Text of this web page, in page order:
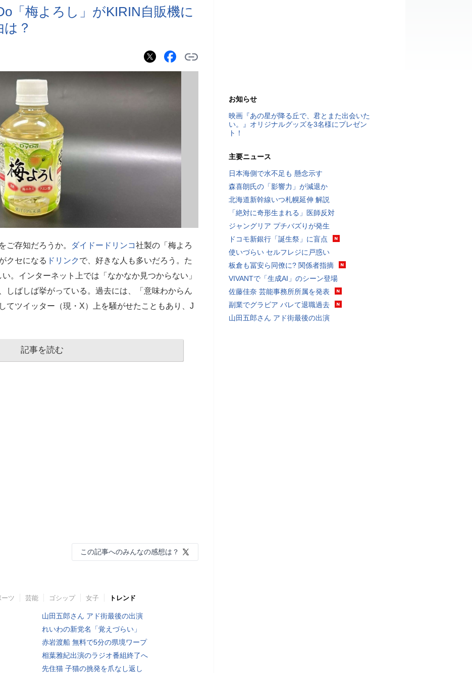
「梅よろし」がKIRIN自販機に
？
ご存知だろうか。 ダイドードリンコ社製の「梅よろ
クセになる ドリンク で、好きな人も多いだろう。た
。インターネット上では「なかなか見つからない」
しばしば挙がっている。過去には、「意味わからん
てツイッター（現・X）上を騒がせたこともあり、J
記事を読む
この記事へのみんなの感想は？
ーツ 芸能 ゴシップ 女子 トレンド
山田五郎さん アド街最後の出演
れいわの新党名「覚えづらい」
赤岩渡船 無料で5分の県境ワープ
相葉雅紀出演のラジオ番組終了へ
先住猫 子猫の挑発を爪なし返し
お知らせ
映画『あの星が降る丘で、君とまた出会いた
い。』オリジナルグッズを3名様にプレゼン
ト！
主要ニュース
日本海側で水不足も 懸念示す
森喜朗氏の「影響力」が減退か
北海道新幹線いつ札幌延伸 解説
「絶対に奇形生まれる」医師反対
ジャングリア プチバズりが発生
ドコモ新銀行「誕生祭」に盲点
使いづらい セルフレジに戸惑い
板倉も冨安ら同僚に? 関係者指摘
VIVANTで「生成AI」のシーン登場
佐藤佳奈 芸能事務所所属を発表
副業でグラビア バレて退職過去
山田五郎さん アド街最後の出演